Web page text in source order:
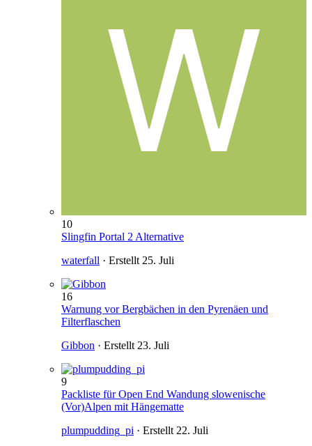
10
Slingfin Portal 2 Alternative
waterfall · Erstellt 25. Juli
16
Warnung vor Bergbächen in den Pyrenäen und
Filterflaschen
Gibbon · Erstellt 23. Juli
9
Packliste für Open End Wandung slowenische
(Vor)Alpen mit Hängematte
plumpudding_pi · Erstellt 22. Juli